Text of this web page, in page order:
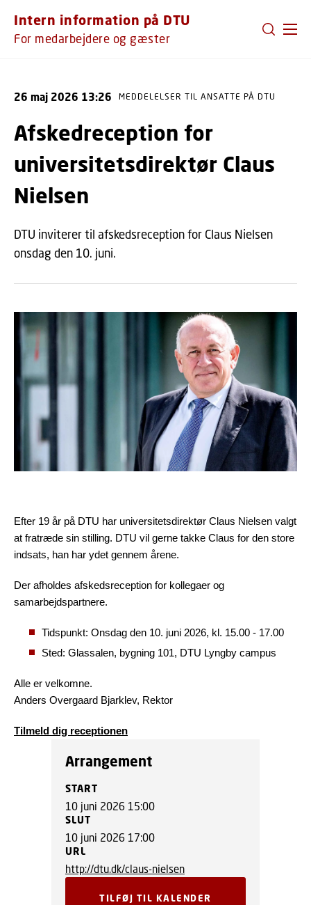
Intern information på DTU
For medarbejdere og gæster
26 maj 2026 13:26 MEDDELELSER TIL ANSATTE PÅ DTU
Afskedreception for
universitetsdirektør Claus
Nielsen
DTU inviterer til afskedsreception for Claus Nielsen
onsdag den 10. juni.
Efter 19 år på DTU har universitetsdirektør Claus Nielsen valgt
at fratræde sin stilling. DTU vil gerne takke Claus for den store
indsats, han har ydet gennem årene.
Der afholdes afskedsreception for kollegaer og
samarbejdspartnere.
Tidspunkt: Onsdag den 10. juni 2026, kl. 15.00 - 17.00
Sted: Glassalen, bygning 101, DTU Lyngby campus
Alle er velkomne.
Anders Overgaard Bjarklev, Rektor
Tilmeld dig receptionen
Arrangement
START
10 juni 2026 15:00
SLUT
10 juni 2026 17:00
URL
http://dtu.dk/claus-nielsen
TILFØJ TIL KALENDER